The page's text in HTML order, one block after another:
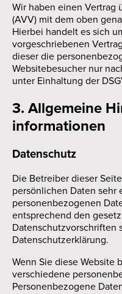
Wir haben einen Vertrag
(AVV) mit dem oben
Hierbei handelt es sich
vorgeschriebenen
dieser die
Websitebesucher nur
unter Einhaltung der
3. Allgemeine
informationen
Datenschutz
Die Betreiber dieser
persönlichen Daten sehr
personenbezogenen
entsprechend den
Datenschutzvorschriften
Datenschutzerklärung.
Wenn Sie diese Website
verschiedene
Personenbezogene